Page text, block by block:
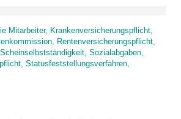
Mitarbeiter, Krankenversicherungspflicht,
Rentenversicherungspflicht,
Sozialabgaben,
Statusfeststellungsverfahren,